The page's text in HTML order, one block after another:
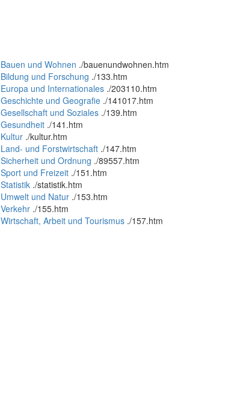
Bauen und Wohnen ./bauenundwohnen.htm
Bildung und Forschung ./133.htm
Europa und Internationales ./203110.htm
Geschichte und Geografie ./141017.htm
Gesellschaft und Soziales ./139.htm
Gesundheit ./141.htm
Kultur ./kultur.htm
Land- und Forstwirtschaft ./147.htm
Sicherheit und Ordnung ./89557.htm
Sport und Freizeit ./151.htm
Statistik ./statistik.htm
Umwelt und Natur ./153.htm
Verkehr ./155.htm
Wirtschaft, Arbeit und Tourismus ./157.htm